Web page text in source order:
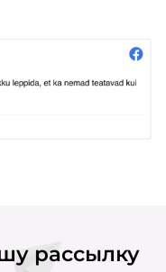
рассылку